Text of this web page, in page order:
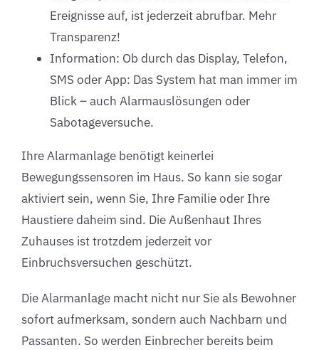
Ereignisse auf, ist jederzeit abrufbar. Mehr
Transparenz!
Information: Ob durch das Display, Telefon,
SMS oder App: Das System hat man immer im
Blick – auch Alarmauslösungen oder
Sabotageversuche.
Ihre Alarmanlage benötigt keinerlei
Bewegungssensoren im Haus. So kann sie sogar
aktiviert sein, wenn Sie, Ihre Familie oder Ihre
Haustiere daheim sind. Die Außenhaut Ihres
Zuhauses ist trotzdem jederzeit vor
Einbruchsversuchen geschützt.
Die Alarmanlage macht nicht nur Sie als Bewohner
sofort aufmerksam, sondern auch Nachbarn und
Passanten. So werden Einbrecher bereits beim